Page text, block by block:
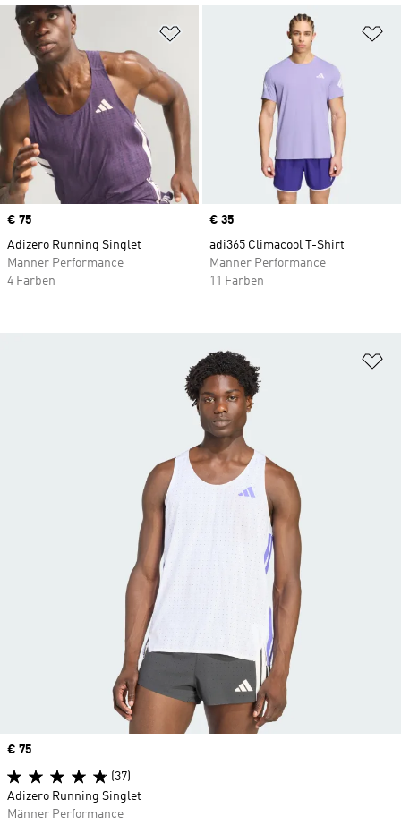
Zur Wunschliste hinzufügen
Price
€ 75
Adizero Running Singlet
Männer Performance
4 Farben
Price
€ 35
adi365 Climacool T-Shirt
Männer Performance
11 Farben
Price
€ 75
(37)
Adizero Running Singlet
Männer Performance